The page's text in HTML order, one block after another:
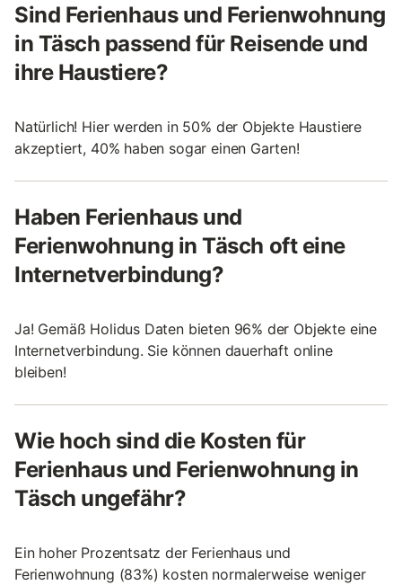
Sind Ferienhaus und Ferienwohnung
in Täsch passend für Reisende und
ihre Haustiere?
Natürlich! Hier werden in 50% der Objekte Haustiere
akzeptiert, 40% haben sogar einen Garten!
Haben Ferienhaus und
Ferienwohnung in Täsch oft eine
Internetverbindung?
Ja! Gemäß Holidus Daten bieten 96% der Objekte eine
Internetverbindung. Sie können dauerhaft online
bleiben!
Wie hoch sind die Kosten für
Ferienhaus und Ferienwohnung in
Täsch ungefähr?
Ein hoher Prozentsatz der Ferienhaus und
Ferienwohnung (83%) kosten normalerweise weniger